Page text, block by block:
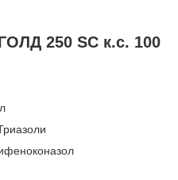
250 SC к.с. 100